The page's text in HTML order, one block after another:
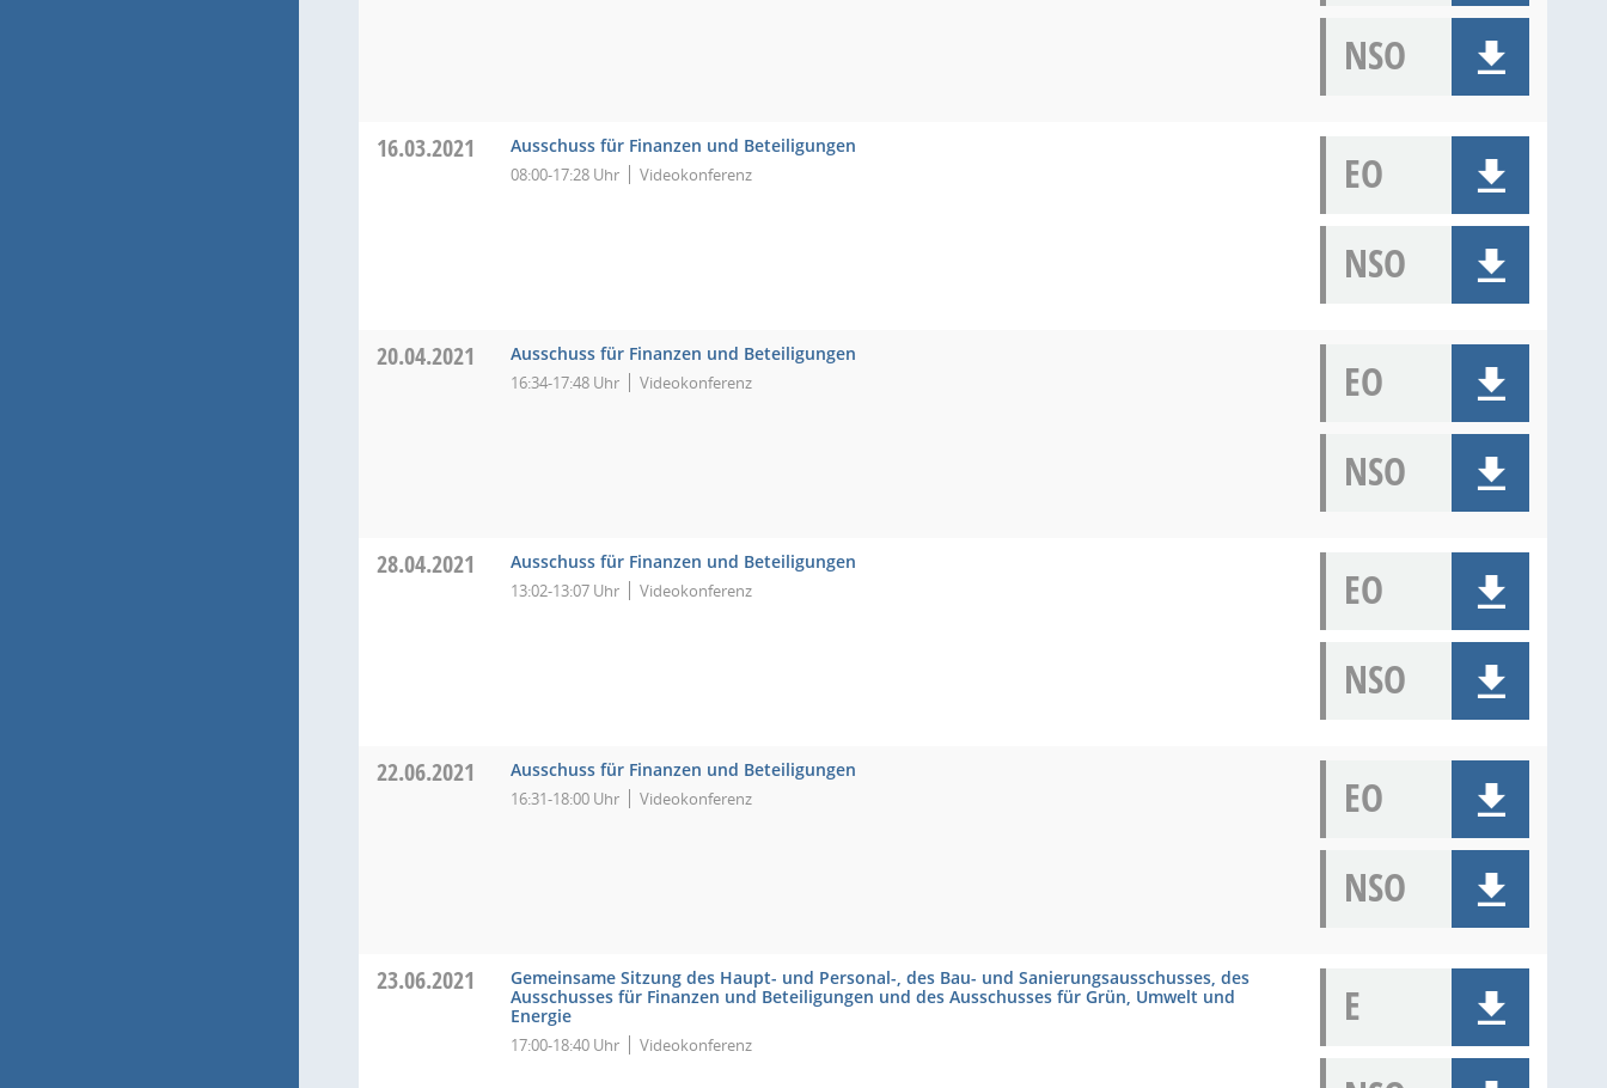
NSO
16.03.2021 Ausschuss für Finanzen und Beteiligungen
08:00-17:28 Uhr Videokonferenz
EO
NSO
20.04.2021 Ausschuss für Finanzen und Beteiligungen
16:34-17:48 Uhr Videokonferenz
EO
NSO
28.04.2021 Ausschuss für Finanzen und Beteiligungen
13:02-13:07 Uhr Videokonferenz
EO
NSO
22.06.2021 Ausschuss für Finanzen und Beteiligungen
16:31-18:00 Uhr Videokonferenz
EO
NSO
23.06.2021
Gemeinsame Sitzung des Haupt- und Personal-, des Bau- und Sanierungsausschusses, des
Ausschusses für Finanzen und Beteiligungen und des Ausschusses für Grün, Umwelt und
Energie
17:00-18:40 Uhr Videokonferenz
E